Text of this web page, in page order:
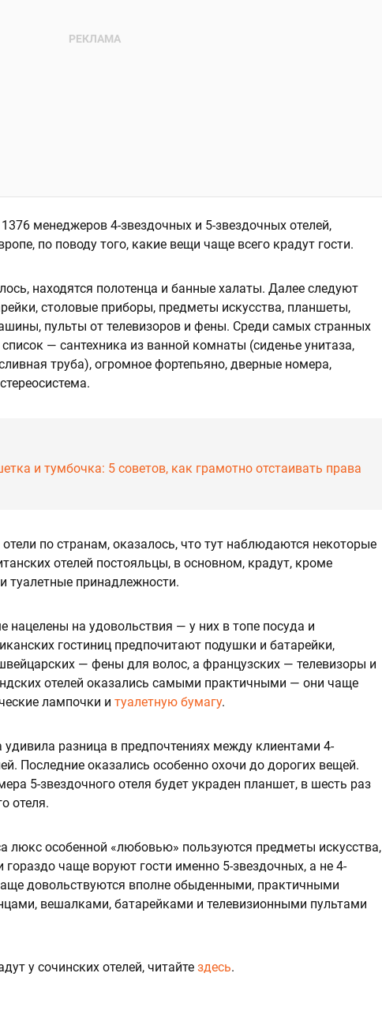
1376 менеджеров 4-звездочных и 5-звездочных отелей,
по поводу того, какие вещи чаще всего крадут гости.
находятся полотенца и банные халаты. Далее следуют
столовые приборы, предметы искусства, планшеты,
пульты от телевизоров и фены. Среди самых странных
— сантехника из ванной комнаты (сиденье унитаза,
труба), огромное фортепьяно, дверные номера,
и тумбочка: 5 советов, как грамотно отстаивать права
по странам, оказалось, что тут наблюдаются некоторые
отелей постояльцы, в основном, крадут, кроме
туалетные принадлежности.
нацелены на удовольствия — у них в топе посуда и
гостиниц предпочитают подушки и батарейки,
— фены для волос, а французских — телевизоры и
отелей оказались самыми практичными — они чаще
лампочки и туалетную бумагу.
разница в предпочтениях между клиентами 4-
Последние оказались особенно охочи до дорогих вещей.
5-звездочного отеля будет украден планшет, в шесть раз
отеля.
люкс особенной «любовью» пользуются предметы искусства,
чаще воруют гости именно 5-звездочных, а не 4-
довольствуются вполне обыденными, практичными
вешалками, батарейками и телевизионными пультами
у сочинских отелей, читайте здесь.